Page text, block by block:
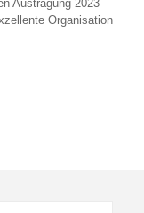
Austragung 2023
Organisation